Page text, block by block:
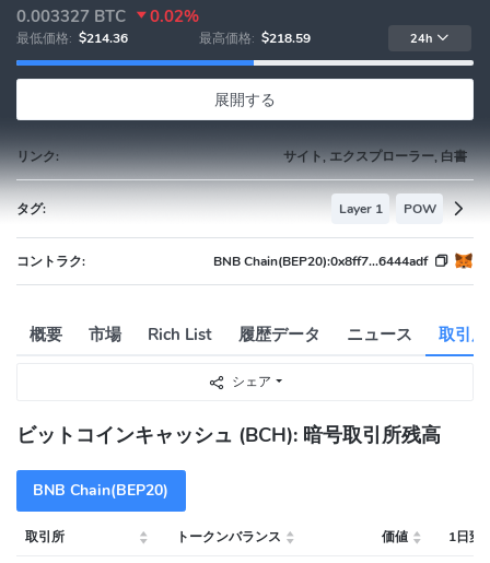
0.003327 BTC 0.02%
最低価格: $214.36 最高価格: $218.59 24h
展開する
リンク: サイト, エクスプローラー, 白書
タグ: Layer 1 POW
コントラク: BNB Chain(BEP20):0x8ff7...6444adf
概要 市場 Rich List 履歴データ ニュース 取引
シェア
ビットコインキャッシュ (BCH): 暗号取引所残高
BNB Chain(BEP20)
取引所 トークンバランス 価値 1日変